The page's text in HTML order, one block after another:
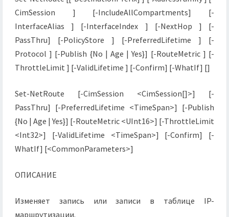
CimSession ] [-IncludeAllCompartments] [-
InterfaceAlias ] [-InterfaceIndex ] [-NextHop ] [-
PassThru] [-PolicyStore ] [-PreferredLifetime ] [-
Protocol ] [-Publish {No | Age | Yes}] [-RouteMetric ] [-
ThrottleLimit ] [-ValidLifetime ] [-Confirm] [-WhatIf] []
Set-NetRoute [-CimSession <CimSession[]>] [-
PassThru] [-PreferredLifetime <TimeSpan>] [-Publish
{No | Age | Yes}] [-RouteMetric <UInt16>] [-ThrottleLimit
<Int32>] [-ValidLifetime <TimeSpan>] [-Confirm] [-
WhatIf] [<CommonParameters>]
ОПИСАНИЕ
Изменяет запись или записи в таблице IP-
маршрутизации.